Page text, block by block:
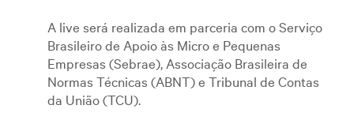
A live será realizada em parceria com o Serviço
Brasileiro de Apoio às Micro e Pequenas
Empresas (Sebrae), Associação Brasileira de
Normas Técnicas (ABNT) e Tribunal de Contas
da União (TCU).